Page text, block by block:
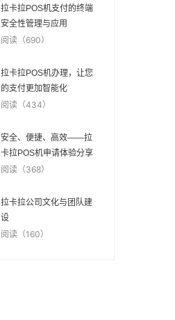
拉卡拉POS机支付的终端
安全性管理与应用
阅读（690）
拉卡拉POS机办理，让您
的支付更加智能化
阅读（434）
安全、便捷、高效——拉
卡拉POS机申请体验分享
阅读（368）
拉卡拉公司文化与团队建
设
阅读（160）